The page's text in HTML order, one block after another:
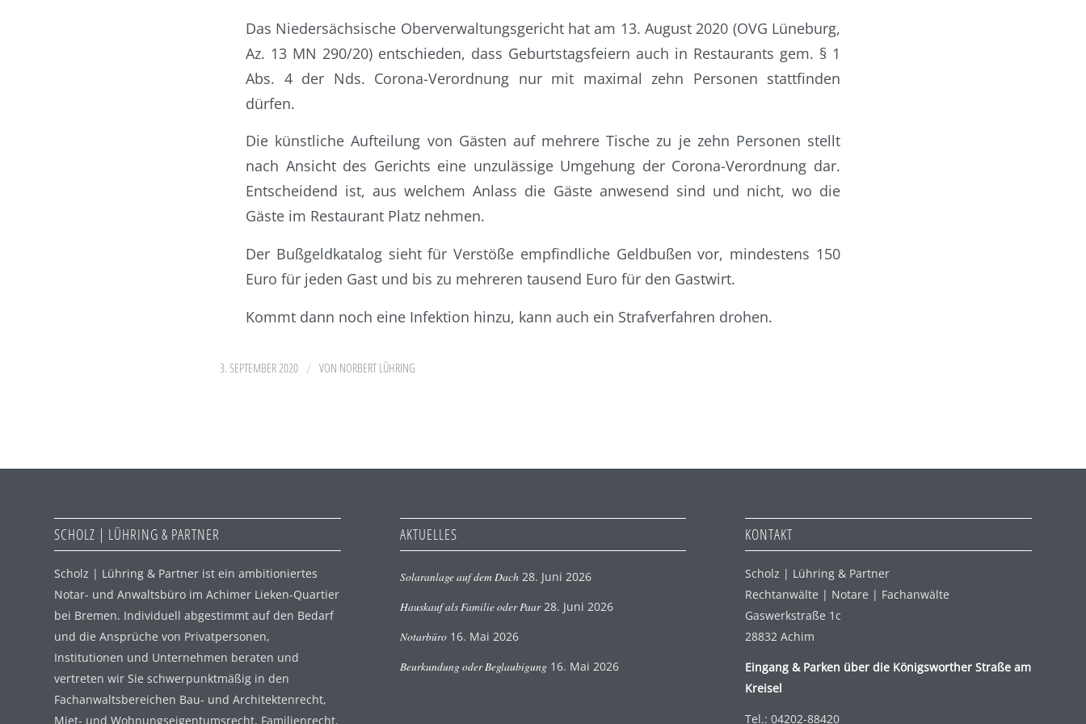
Das Niedersächsische Oberverwaltungsgericht hat am 13. August 2020 (OVG Lüneburg,
Az. 13 MN 290/20) entschieden, dass Geburtstagsfeiern auch in Restaurants gem. § 1
Abs. 4 der Nds. Corona-Verordnung nur mit maximal zehn Personen stattfinden
dürfen.
Die künstliche Aufteilung von Gästen auf mehrere Tische zu je zehn Personen stellt
nach Ansicht des Gerichts eine unzulässige Umgehung der Corona-Verordnung dar.
Entscheidend ist, aus welchem Anlass die Gäste anwesend sind und nicht, wo die
Gäste im Restaurant Platz nehmen.
Der Bußgeldkatalog sieht für Verstöße empfindliche Geldbußen vor, mindestens 150
Euro für jeden Gast und bis zu mehreren tausend Euro für den Gastwirt.
Kommt dann noch eine Infektion hinzu, kann auch ein Strafverfahren drohen.
3. SEPTEMBER 2020 / VON NORBERT LÜHRING
SCHOLZ | LÜHRING & PARTNER
Scholz | Lühring & Partner ist ein ambitioniertes
Notar- und Anwaltsbüro im Achimer Lieken-Quartier
bei Bremen. Individuell abgestimmt auf den Bedarf
und die Ansprüche von Privatpersonen,
Institutionen und Unternehmen beraten und
vertreten wir Sie schwerpunktmäßig in den
Fachanwaltsbereichen Bau- und Architektenrecht,
Miet- und Wohnungseigentumsrecht, Familienrecht,
AKTUELLES
Solaranlage auf dem Dach 28. Juni 2026
Hauskauf als Familie oder Paar 28. Juni 2026
Notarbüro 16. Mai 2026
Beurkundung oder Beglaubigung 16. Mai 2026
KONTAKT
Scholz | Lühring & Partner
Rechtanwälte | Notare | Fachanwälte
Gaswerkstraße 1c
28832 Achim
Eingang & Parken über die Königsworther Straße am
Kreisel
Tel.: 04202-88420